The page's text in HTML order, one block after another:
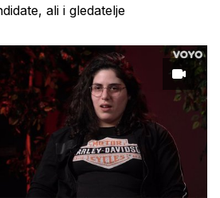
ali i gledatelje